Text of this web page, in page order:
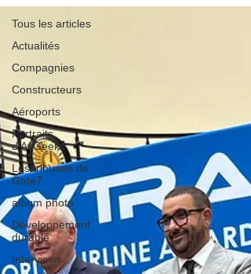
Tous les articles
Actualités
Compagnies
Constructeurs
Aéroports
Portraits
d'AvGeeks
Les tribunes de
Gate7
album photo
Développement
durable
Interviews